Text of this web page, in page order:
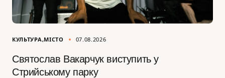
КУЛЬТУРА МІСТО 07.08.2026
Святослав Вакарчук виступить у
Стрийському парку